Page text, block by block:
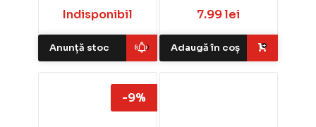
Indisponibil
Anunță stoc
7.99 lei
Adaugă în coș
-9%